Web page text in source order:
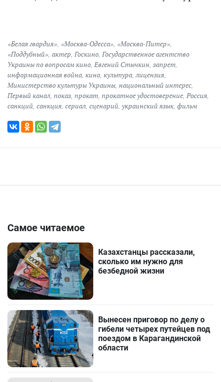
«Белая гвардия», «Москва-Одесса», «Москва-Питер»,
«Поддубный», актер, Госкино, Государственное агентство
Украины по вопросам кино, Евгений Стычкин, запрет,
информационная война, кино, культура,лицензия,
Министерство культуры Украины, национальный интерес,
Первый канал, показ, прокат, прокатное удостоверение, Россия,
санкций, санкция, сериал, сценарий, украинский язык, фильм
Самое читаемое
Казахстанцы рассказали,
сколько им нужно для
безбедной жизни
Вынесен приговор по делу о
гибели четырех путейцев под
поездом в Карагандинской
области